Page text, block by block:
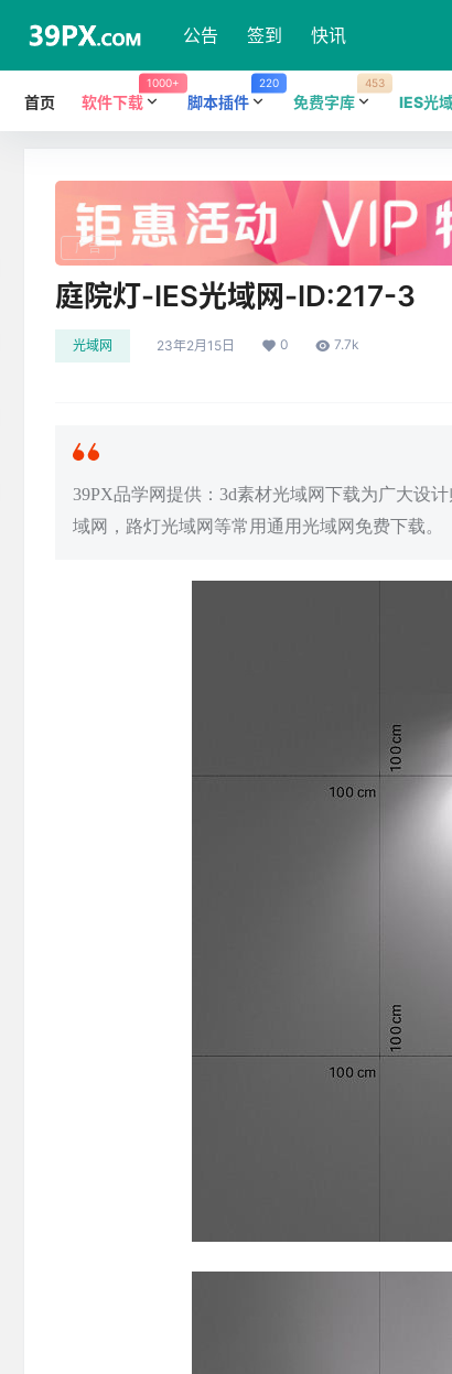
公告 签到 快讯
首页 软件下载
1000+
脚本插件
220
免费字库
453
IES光
广告
庭院灯-IES光域网-ID:217-3
光域网 23年2月15日 0 7.7k
39PX品学网提供：3d素材光域网下载为广大设
域网，路灯光域网等常用通用光域网免费下载。